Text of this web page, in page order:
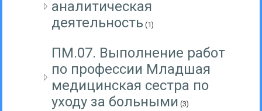
аналитическая
деятельность (1)
ПМ.07. Выполнение работ
по профессии Младшая
медицинская сестра по
уходу за больными (3)